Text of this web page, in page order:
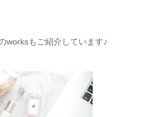
worksもご紹介しています♪